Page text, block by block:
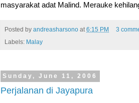
masyarakat adat Malind. Merauke
Posted by andreasharsono at6:15 PM
3
Labels: Malay
Sunday, June 11, 2006
Perjalanan di Jayapura